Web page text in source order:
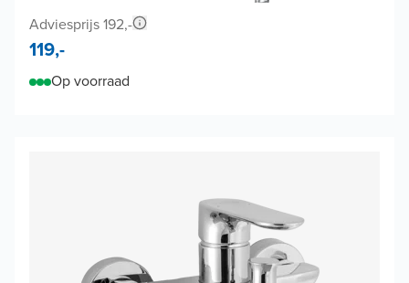
Adviesprijs 192,-
119,-
Op voorraad